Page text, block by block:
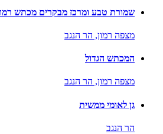
שמורת טבע ומרכז מבקרים מכתש
מצפה רמון, הר הנגב
המכתש הגדול
מצפה רמון, הר הנגב
גן לאומי ממשית
הר הנגב